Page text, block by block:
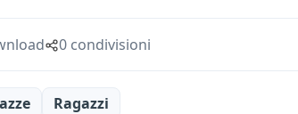
0 condivisioni
Ragazzi